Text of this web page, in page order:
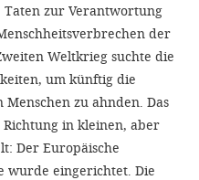
zur Verantwortung
der
Weltkrieg suchte die
um künftig die
zu ahnden. Das
in kleinen, aber
Der Europäische
wurde eingerichtet. Die